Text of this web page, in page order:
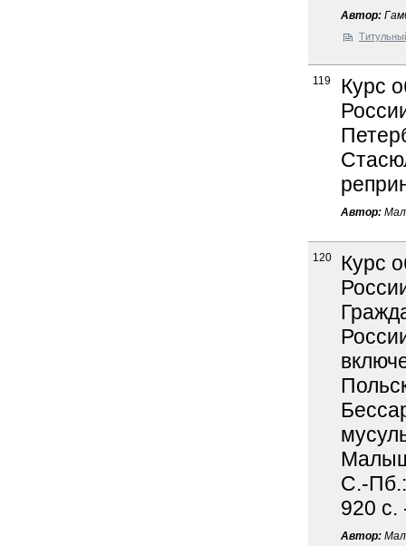
Автор:
119
Курс
Автор:
120
Курс
С.-
920 с.
Автор: